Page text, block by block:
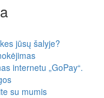
jūsų šalyje?
internetu „GoPay“.
su mumis